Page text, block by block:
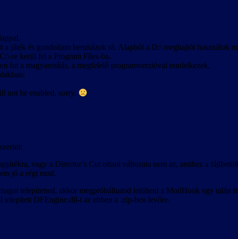
játék és gondoltam beruházok rá. Alapból a D:\ meghajtót használok
re kerül fel a Program Files-ba.
fut a magyarosítás, a megfelelő programverzióval rendelkezek.
not be enabled, sorry.
szerint:
vagy a Director’s Cut ottani változata nem az, amihez a
jó a régi mod.
telepítetted, akkor megpróbálhatod letölteni a ModHook egy talán
telepített DFEngine.dll-t az ebben a .zip-ben levőre.